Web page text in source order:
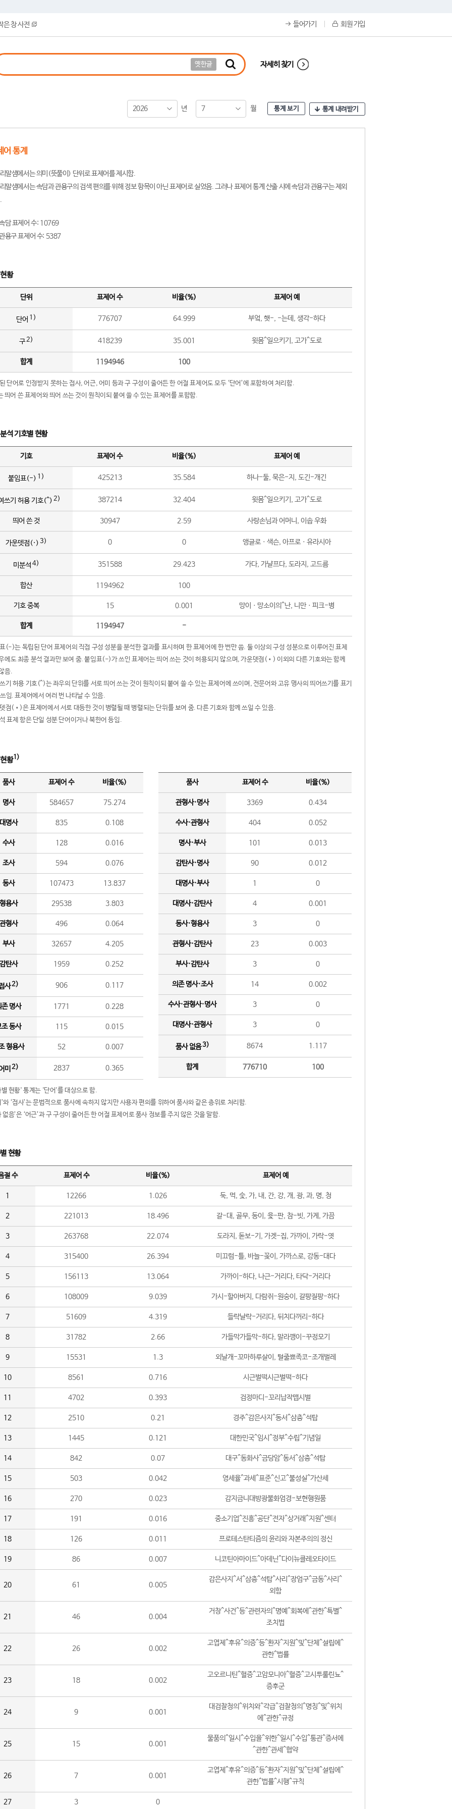
은 창 사전 들어가기 회원 가입
옛한글 자세히 찾기
2026 년 7 월 통계 보기 통계 내려받기
어 통계
말샘에서는 의미(뜻풀이) 단위로 표제어를 제시함.
말샘에서는 속담과 관용구의 검색 편의를 위해 정보 항목이 아닌 표제어로 실었음. 그러나 표제어 통계 산출 시에 속담과 관용구는 제외
담 표제어 수: 10769
용구 표제어 수: 5387
황
단위 표제어 수 비율(%) 표제어 예
단어 1) 776707 64.999 부엌, 햇-, -는데, 생각-하다
구2) 418239 35.001 윗몸^일으키기, 고가^도로
합계 1194946 100
단어로 인정받지 못하는 접사, 어근, 어미 등과 구 구성이 줄어든 한 어절 표제어도 모두 ‘단어’에 포함하여 처리함.
띄어 쓴 표제어와 띄어 쓰는 것이 원칙이되 붙여 쓸 수 있는 표제어를 포함함.
석 기호별 현황
기호 표제어 수 비율(%) 표제어 예
붙임표(-) 1) 425213 35.584 하나-둘, 묵은-지, 도긴-개긴
쓰기 허용 기호(^) 2) 387214 32.404 윗몸^일으키기, 고가^도로
띄어 쓴 것 30947 2.59 사랑손님과 어머니, 이솝 우화
가운뎃점(·) 3) 0 0 앵글로ㆍ색슨, 아프로ㆍ유라시아
미분석 4) 351588 29.423 가다, 가냘프다, 도라지, 고드름
합산 1194962 100
기호 중복 15 0.001 망이ㆍ망소이의^난, 니만ㆍ피크-병
합계 1194947 -
(-)는 독립된 단어 표제어의 직접 구성 성분을 분석한 결과를 표시하며 한 표제어에 한 번만 씀. 둘 이상의 구성 성분으로 이루어진 표제
에도 최종 분석 결과만 보여 줌. 붙임표(-)가 쓰인 표제어는 띄어 쓰는 것이 허용되지 않으며, 가운뎃점(•) 이외의 다른 기호와는 함께
음.
기 허용 기호(^)는 좌우의 단위를 서로 띄어 쓰는 것이 원칙이되 붙여 쓸 수 있는 표제어에 쓰이며, 전문어와 고유 명사의 띄어쓰기를 표기
임. 표제어에서 여러 번 나타날 수 있음.
점(•)은 표제어에서 서로 대등한 것이 병렬될 때 병렬되는 단위를 보여 줌. 다른 기호와 함께 쓰일 수 있음.
표제 항은 단일 성분 단어이거나 북한어 등임.
황1)
품사 표제어 수 비율(%)
명사 584657 75.274
명사 835 0.108
수사 128 0.016
조사 594 0.076
동사 107473 13.837
용사 29538 3.803
형사 496 0.064
부사 32657 4.205
탄사 1959 0.252
사2) 906 0.117
존 명사 1771 0.228
조 동사 115 0.015
형용사 52 0.007
미 2) 2837 0.365
품사 표제어 수 비율(%)
관형사·명사 3369 0.434
수사·관형사 404 0.052
명사·부사 101 0.013
감탄사·명사 90 0.012
대명사·부사 1 0
대명사·감탄사 4 0.001
동사·형용사 3 0
관형사·감탄사 23 0.003
부사·감탄사 3 0
의존 명사·조사 14 0.002
수사·관형사·명사 3 0
대명사·관형사 3 0
품사 없음3) 8674 1.117
합계 776710 100
현황' 통계는 '단어'를 대상으로 함.
와 ‘접사’는 문법적으로 품사에 속하지 않지만 사용자 편의를 위하여 품사와 같은 층위로 처리함.
없음’은 ‘어근’과 구 구성이 줄어든 한 어절 표제어로 품사 정보를 주지 않은 것을 말함.
현황
절 수 표제어 수 비율(%) 표제어 예
1 12266 1.026 둑, 먹, 숯, 가, 내, 간, 강, 개, 광, 과, 명, 청
2 221013 18.496 갈-대, 골무, 동이, 윷-판, 참-빗, 가게, 가끔
3 263768 22.074 도라지, 돋보-기, 가겟-집, 가까이, 가락-엿
4 315400 26.394 미끄럼-틀, 바늘-꽂이, 가까스로, 강동-대다
5 156113 13.064 가까이-하다, 나근-거리다, 타닥-거리다
6 108009 9.039 가시-할아버지, 다람쥐-원숭이, 갈팡질팡-하다
7 51609 4.319 들락날락-거리다, 뒤치다꺼리-하다
8 31782 2.66 가들막가들막-하다, 말라깽이-꾸정모기
9 15531 1.3 외날개-꼬마하루살이, 털줄뾰족코-조개벌레
10 8561 0.716 시근벌떡시근벌떡-하다
11 4702 0.393 검정마디-꼬리납작맵시벌
12 2510 0.21 경주^감은사지^동서^삼층^석탑
13 1445 0.121 대한민국^임시^정부^수립^기념일
14 842 0.07 대구^동화사^금당암^동서^삼층^석탑
15 503 0.042 영세율^과세^표준^신고^불성실^가산세
16 270 0.023 감지금니대방광불화엄경-보현행원품
17 191 0.016 중소기업^진흥^공단^전자^상거래^지원^센터
18 126 0.011 프로테스탄티즘의 윤리와 자본주의의 정신
19 86 0.007 니코틴아마이드^아데닌^다이뉴클레오타이드
20 61 0.005
감은사지^서^삼층^석탑^사리^장엄구^금동^사리^
외함
21 46 0.004
거창^사건^등^관련자의^명예^회복에^관한^특별^
조치법
22 26 0.002
고엽제^후유^의증^등^환자^지원^및^단체^설립에^
관한^법률
23 18 0.002
고오르니틴^혈증^고암모니아^혈증^고시투룰린뇨^
증후군
24 9 0.001
대검찰청의^위치와^각급^검찰청의^명칭^및^위치
에^관한^규정
25 15 0.001
물품의^일시^수입을^위한^일시^수입^통관^증서에
^관한^관세^협약
26 7 0.001
고엽제^후유^의증^등^환자^지원^및^단체^설립에^
관한^법률^시행^규칙
27 3 0